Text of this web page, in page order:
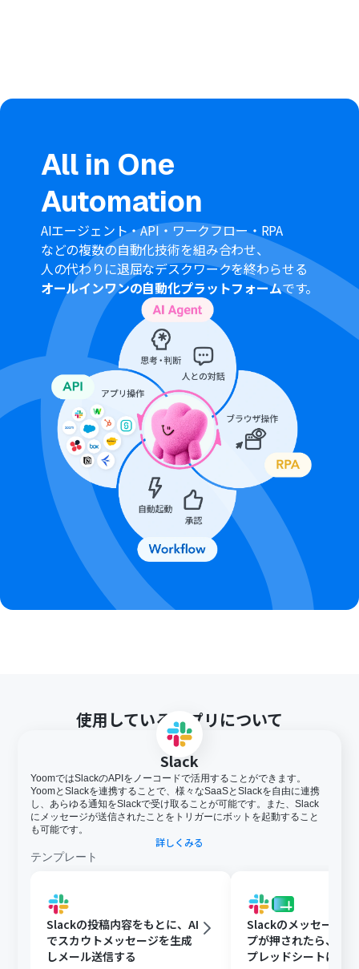
で抽出したテキストや投稿者名、投稿日時など、管理した
SmartsheetとSlackのそれぞれとYoomを連携してくださ
い。
トリガーは5分、10分、15分、30分、60分の間隔で起動
間隔を選択できます。
プランによって最短の起動間隔が異なりますので、ご注意
ください。
分岐はミニプラン以上のプランでご利用いただける機能
（オペレーション）となっております。フリープランの場
合は設定しているフローボットのオペレーションはエラ
ーとなりますので、ご注意ください。
ミニプランなどの有料プランは、2週間の無料トライアル
を行うことが可能です。無料トライアル中には制限対象の
アプリや機能（オペレーション）を使用することができ
All in One
Automation
AIエージェント・API・ワークフロー・RPA
などの複数の自動化技術を組み合わせ、
人の代わりに退屈なデスクワークを終わらせる
オールインワンの自動化プラットフォームです。
使用しているアプリについて
Slack
YoomではSlackのAPIをノーコードで活用することができます。
YoomとSlackを連携することで、様々なSaaSとSlackを自由に連携
し、あらゆる通知をSlackで受け取ることが可能です。また、Slack
にメッセージが送信されたことをトリガーにボットを起動すること
も可能です。
詳しくみる
テンプレート
Slackの投稿内容をもとに、AI
でスカウトメッセージを生成
しメール送信する
Slackのメッセージに
プが押されたら、
プレッドシートにメ